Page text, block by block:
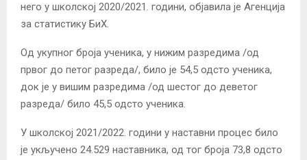
него у школској 2020/2021. години, објавила је Агенција
за статистику БиХ.
Од укупног броја ученика, у нижим разредима /од
првог до петог разреда/, било је 54,5 одсто ученика,
док је у вишим разредима /од шестог до деветог
разреда/ било 45,5 одсто ученика.
У школској 2021/2022. години у наставни процес било
је укључено 24.529 наставника, од тог броја 73,8 одсто